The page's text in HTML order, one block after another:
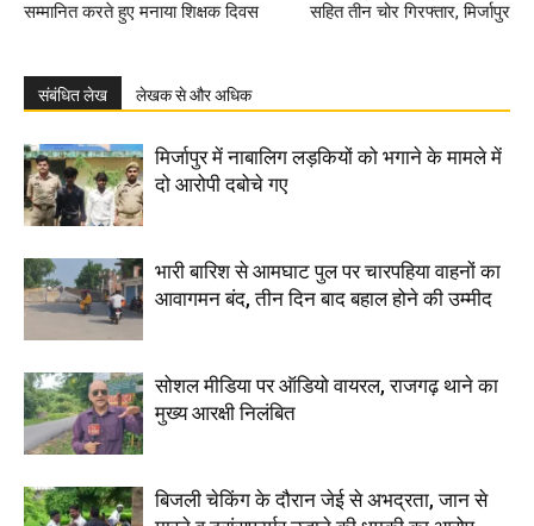
सम्मानित करते हुए मनाया शिक्षक दिवस
सहित तीन चोर गिरफ्तार, मिर्जापुर
संबंधित लेख लेखक से और अधिक
मिर्जापुर में नाबालिग लड़कियों को भगाने के मामले में
दो आरोपी दबोचे गए
भारी बारिश से आमघाट पुल पर चारपहिया वाहनों का
आवागमन बंद, तीन दिन बाद बहाल होने की उम्मीद
सोशल मीडिया पर ऑडियो वायरल, राजगढ़ थाने का
मुख्य आरक्षी निलंबित
बिजली चेकिंग के दौरान जेई से अभद्रता, जान से